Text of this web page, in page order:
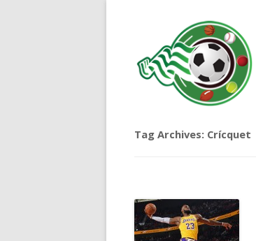
Tag Archives: Crícquet